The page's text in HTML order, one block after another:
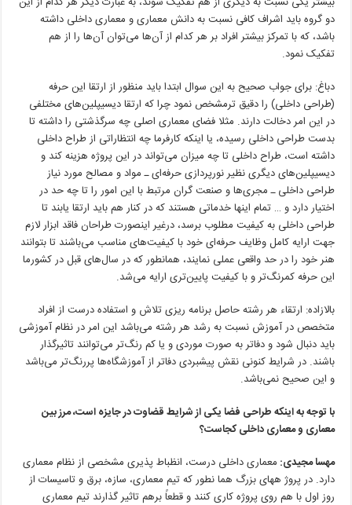
دو گروه باید اشراف کافی نسبت به دانش معماری و معماری داخلی داشته
باشد، که با تمرکز بیشتر افراد بر هر کدام از آن‌ها می‌توان آن‌ها را از هم
تفکیک نمود.
دباغ: برای جواب صحیح به این سوال ابتدا باید منظور از ارتقا این حرفه
(طراحی داخلی) را دقیق ترمشخص نمود چرا که ارتقا دیسیپلین‌های مختلفی
در این امر دخالت دارند. مثلا فضای معماری اصلی چه سرگذشتی را داشته تا
بدست طراحی داخلی رسیده، یا اینکه کارفرما چه انتظاراتی از طراح داخلی
داشته است، طراح داخلی تا چه میزان می‌تواند در این پروژه هزینه کند و
دیسیپلین‌های دیگری نظیر نورپردازی حرفه‌ای ـ مواد و مصالح مورد نیاز
طراحی داخلی ـ مجری‌ها و صنعت گران مرتبط با این امور را تا چه حد در
اختیار دارد و … تمام اینها خدماتی هستند که در کنار هم باید ارتقا یابند تا
طراحی داخلی به کیفیت مطلوب برسد، درغیر اینصورت طراحان فاقد ابزار لازم
جهت ارایه کامل وظایف حرفه‌ای خود با کیفیت‌های مناسب می‌باشند تا بتوانند
هنر خود را در حد واقعی عملی نمایند، همانطور که در سال‌های قبل در کشورما
این حرفه کمرنگ‌تر و با کیفیت پایین‌تری ارایه می‌شد.
بالازاده: ارتقاء هر رشته حاصل برنامه ریزی تلاش و استفاده درست از افراد
متخصص در آموزش نسبت به رشد هر رشته می‌باشد این امر در نظام آموزشی
باید دنبال شود و دفاتر به صورت موردی و یا کم رنگ‌تر می‌توانند تاثیرگذار
باشند. در شرایط کنونی نقش پیشبردی دفاتر از آموزشگاه‌ها پررنگ‌تر می‌باشد
و این صحیح نمی‌باشد.
باتوجهبهاینکهطراحی فضایکیازشرایطقضاوتدرجایزهاست،مرزبین
معماری ومعماریداخلیکجاست؟
مهسامجیدی: معماری داخلی درست، انظباط پذیری مشخصی از نظام معماری
دارد. در پروژ ههای بزرگ هما نطور که تیم معماری، سازه، برق و تاسیسات از
روز اول با هم روی پروژهکاریکنند وقطعاًبرهمتاثیرگذارند تیم معماری